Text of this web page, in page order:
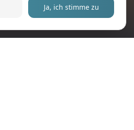
Ja, ich stimme zu